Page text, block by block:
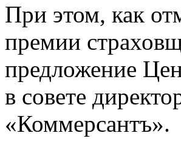
При этом, как
премии
предложение
в совете
«Коммерсантъ».